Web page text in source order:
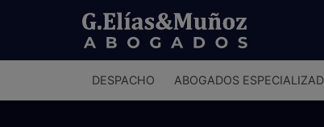
principal
DESPACHO ABOGADOS